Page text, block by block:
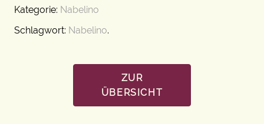
Kategorie: Nabelino
Schlagwort: Nabelino.
ZUR
ÜBERSICHT